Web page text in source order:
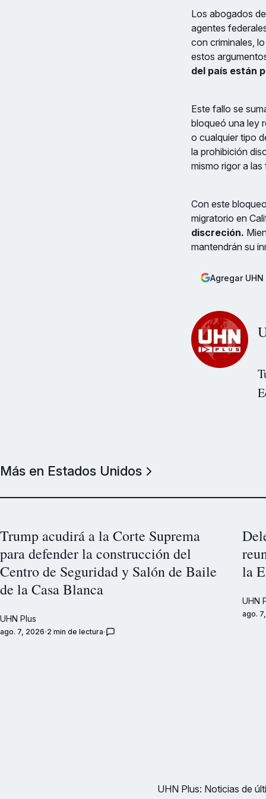
Los abogados
agentes
con criminales,
estos
del país están
Este fallo se
bloqueó una ley
o cualquier tipo
la prohibición
mismo rigor a
Con este
migratorio en
discreción.
mantendrán su
Agregar
Más en Estados Unidos
Trump acudirá a la Corte Suprema
para defender la construcción del
Centro de Seguridad y Salón de Baile
de la Casa Blanca
UHN Plus
ago. 7, 2026 2 min de lectura
la
UHN
ago.
UHN Plus: Noticias de